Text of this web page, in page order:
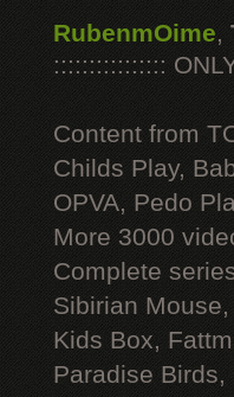
RubenmOime,
::::::::::::::::
Content from
Childs Play,
OPVA, Pedo
More 3000
Complete
Sibirian
Kids Box,
Paradise